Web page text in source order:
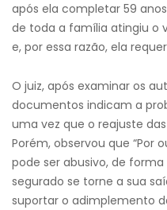
após ela completar 59
de toda a família atingiu o
e, por essa razão, ela
O juiz, após examinar os
documentos indicam a
uma vez que o reajuste
Porém, observou que “Por
pode ser abusivo, de
segurado se torne a sua
suportar o adimplemento